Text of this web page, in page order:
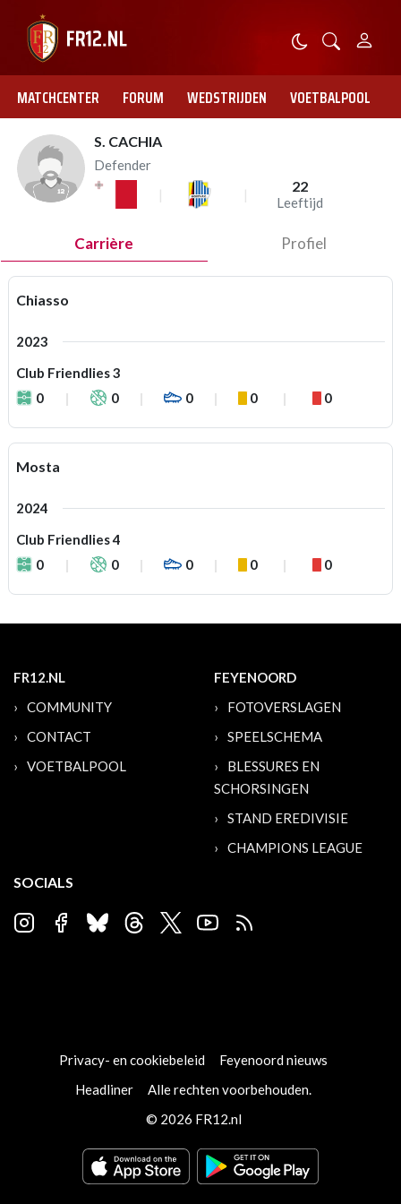
MATCHCENTER FORUM WEDSTRIJDEN VOETBALPOOL
S. CACHIA
Defender
22
Leeftijd
Carrière Profiel
Chiasso
2023
Club Friendlies 3
0
0 0 0 0
Mosta
2024
Club Friendlies 4
0
0 0 0 0
FR12.NL
COMMUNITY
CONTACT
VOETBALPOOL
FEYENOORD
FOTOVERSLAGEN
SPEELSCHEMA
BLESSURES EN
SCHORSINGEN
STAND EREDIVISIE
CHAMPIONS LEAGUE
SOCIALS
Privacy- en cookiebeleid
Feyenoord nieuws
Headliner
Alle rechten voorbehouden.
© 2026 FR12.nl